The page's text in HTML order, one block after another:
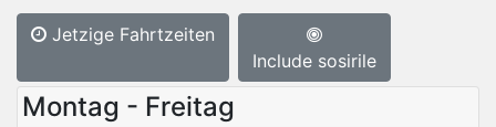
Jetzige Fahrtzeiten
Include sosirile
Montag - Freitag